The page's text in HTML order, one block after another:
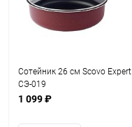
Сотейник 26 см Scovo Expert
СЭ-019
1 099 ₽